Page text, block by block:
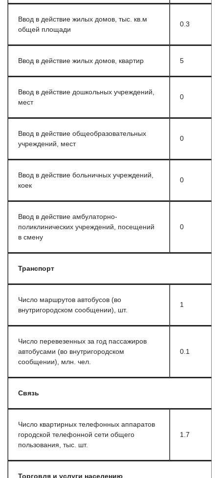
Ввод в действие жилых домов, тыс. кв.м
общей площади
0.3
Ввод в действие жилых домов, квартир 5
Ввод в действие дошкольных учреждений,
мест
0
Ввод в действие общеобразовательных
учреждений, мест
0
Ввод в действие больничных учреждений,
коек
0
Ввод в действие амбулаторно-
поликлинических учреждений, посещений
в смену
0
Транспорт
Число маршрутов автобусов (во
внутригородском сообщении), шт.
1
Число перевезенных за год пассажиров
автобусами (во внутригородском
сообщении), млн. чел.
0.1
Связь
Число квартирных телефонных аппаратов
городской телефонной сети общего
пользования, тыс. шт.
1.7
Торговля и услуги населению